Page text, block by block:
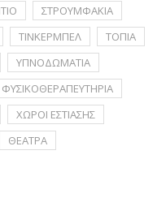
ΣΤΡΟΥΜΦΑΚΙΑ
ΤΙΝΚΕΡΜΠΕΛ
ΤΟΠΙΑ
ΥΠΝΟΔΩΜΑΤΙΑ
ΦΥΣΙΚΟΘΕΡΑΠΕΥΤΗΡΙΑ
ΧΩΡΟΙ ΕΣΤΙΑΣΗΣ
ΘΕΑΤΡΑ